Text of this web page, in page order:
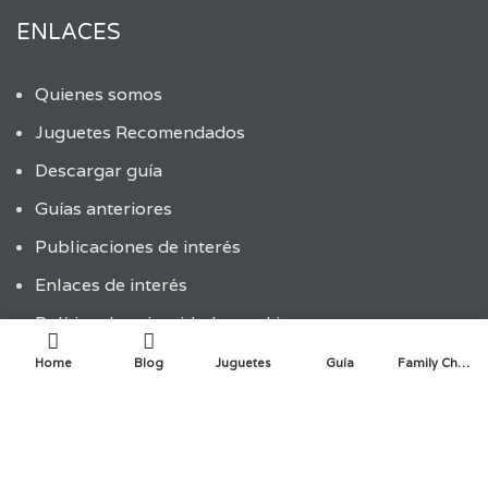
ENLACES
Quienes somos
Juguetes Recomendados
Descargar guía
Guías anteriores
Publicaciones de interés
Enlaces de interés
Política de privacidad y cookies
Home Blog Juguetes Guía Family Choice